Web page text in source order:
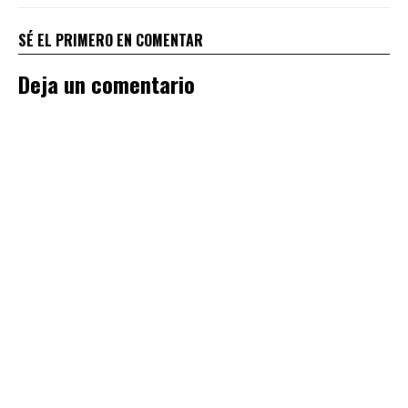
SÉ EL PRIMERO EN COMENTAR
Deja un comentario